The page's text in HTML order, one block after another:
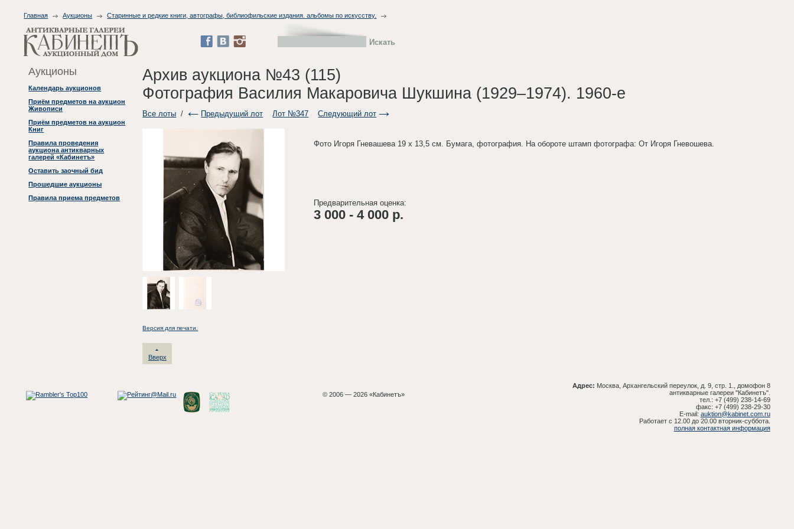
Главная Аукционы Старинные и редкие книги, автографы, библиофильские издания. альбомы по искусству.
Аукционы
Календарь аукционов
Приём предметов на аукцион
Живописи
Приём предметов на аукцион
Книг
Правила проведения
аукциона антикварных
галерей «Кабинетъ»
Оставить заочный бид
Прошедшие аукционы
Правила приема предметов
Архив аукциона №43 (115)
Фотография Василия Макаровича Шукшина (1929–1974). 1960-е
Все лоты / Предыдущий лот Лот №347 Следующий лот
Фото Игоря Гневашева 19 х 13,5 см. Бумага, фотография. На обороте штамп фотографа: От Игоря Гневошева.
Предварительная оценка:
3 000 - 4 000 р.
Версия для печати.
Вверх
Адрес: Москва, Архангельский переулок, д. 9, стр. 1., домофон 8
антикварные галереи "Кабинетъ".
тел.: +7 (499) 238-14-69
факс: +7 (499) 238-29-30
E-mail: auktion@kabinet.com.ru
Работает с 12.00 до 20.00 вторник-суббота.
полная контактная информация
© 2006 — 2026 «Кабинетъ»